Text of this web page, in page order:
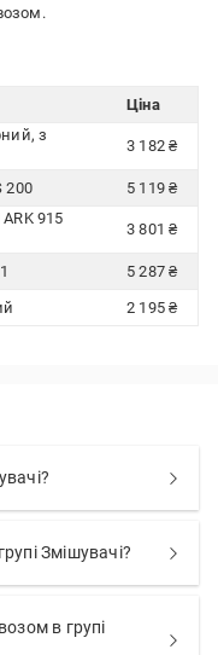
Ціна
з
3 182 ₴
200
5 119 ₴
915
3 801 ₴
5 287 ₴
2 195 ₴
Змішувачі?
в групі